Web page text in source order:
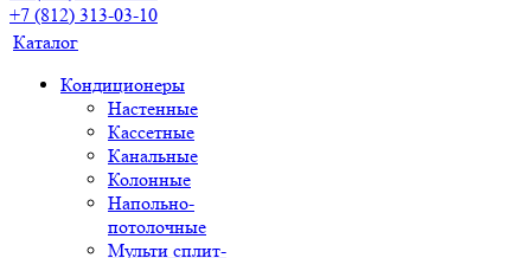
+7 (812) 313-03-10
Каталог
Кондиционеры
Настенные
Кассетные
Канальные
Колонные
Напольно-
потолочные
Мульти сплит-